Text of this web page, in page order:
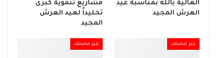
العالية بالله بمناسبة عيد
العرش المجيد
مشاريع تنموية كبرى
تخليداً لعيد العرش
المجيد
غير مصنف غير مصنف